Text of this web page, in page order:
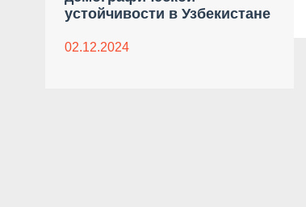
устойчивости в Узбекистане
02.12.2024